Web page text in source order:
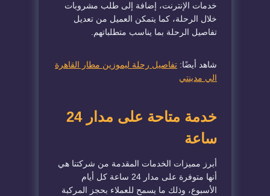
خدمات الإنترنت، إضافة إلى طلب مشروبات
خلال الرحلة، كما يتمكن العميل من تعديل
تفاصيل الرحلة بما يناسب متطلباتهم.
شاهد أيضًا: تفاصيل رحلة ليموزين مطار القاهرة
الي مدينتي
خدمة متاحة على مدار 24
ساعة
أبرز مميزات الخدمات المقدمة من شركتنا هي
أنها متوفرة على مدار 24 ساعة كل أيام
الأسبوع، وذلك ما يسمح للعملاء بحجز المركبة